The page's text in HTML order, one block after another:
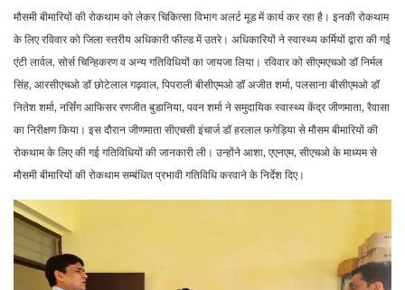
मौसमी बीमारियों की रोकथाम को लेकर चिकित्सा विभाग अलर्ट मूड में कार्य कर रहा है। इनकी रोकथाम
के लिए रविवार को जिला स्तरीय अधिकारी फील्ड में उतरे। अधिकारियों ने स्वास्थ्य कर्मियों द्वारा की गई
एंटी लार्वल, सोर्स चिन्हिकरण व अन्य गतिविधियों का जायजा लिया। रविवार को सीएमएचओ डॉ निर्मल
सिंह, आरसीएचओ डॉ छोटेलाल गढ़वाल, पिपराली बीसीएमओ डॉ अजीत शर्मा, पलसाना बीसीएमओ डॉ
नितेश शर्मा, नर्सिंग आफिसर रणजीत बुडानिया, पवन शर्मा ने समुदायिक स्वास्थ्य केंद्र जीणमाता, रैवासा
का निरीक्षण किया। इस दौरान जीणमाता सीएचसी इंचार्ज डॉ हरलाल फगेड़िया से मौसम बीमारियों की
रोकथाम के लिए की गई गतिविधियों की जानकारी ली। उन्होंने आशा, एएनएम, सीएचओ के माध्यम से
मौसमी बीमारियों की रोकथाम सम्बंधित प्रभावी गतिविधि करवाने के निर्देश दिए।